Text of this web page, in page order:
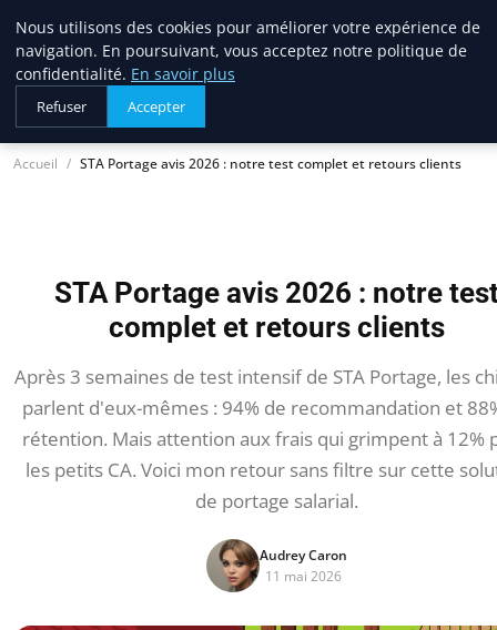
lostpages
BUSINESS INSIGHTS
Accueil STA Portage avis 2026 : notre test complet et retours clients
STA Portage avis 2026 : notre
complet et retours clients
Après 3 semaines de test intensif de STA Portage, les
parlent d'eux-mêmes : 94% de recommandation et
rétention. Mais attention aux frais qui grimpent à 12%
les petits CA. Voici mon retour sans filtre sur cette
de portage salarial.
Audrey Caron
11 mai 2026
Nous utilisons des cookies pour améliorer votre expérience de
navigation. En poursuivant, vous acceptez notre politique de
confidentialité. En savoir plus
Refuser Accepter